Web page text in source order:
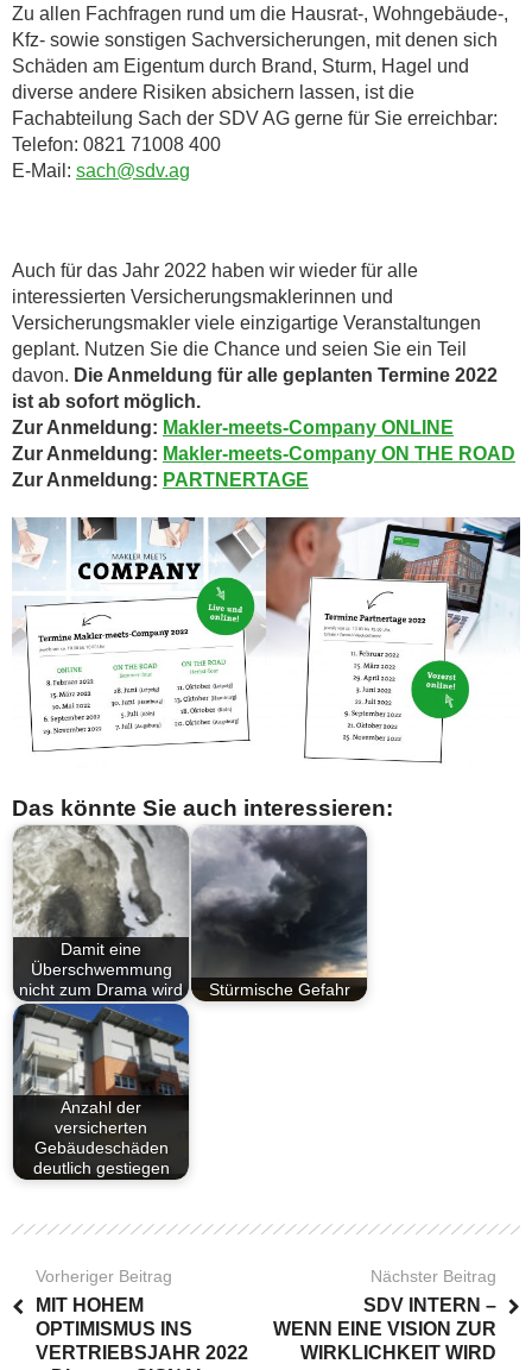
Zu allen Fachfragen rund um die Hausrat-, Wohngebäude-,
Kfz- sowie sonstigen Sachversicherungen, mit denen sich
Schäden am Eigentum durch Brand, Sturm, Hagel und
diverse andere Risiken absichern lassen, ist die
Fachabteilung Sach der SDV AG gerne für Sie erreichbar:
Telefon: 0821 71008 400
E-Mail: sach@sdv.ag
Auch für das Jahr 2022 haben wir wieder für alle
interessierten Versicherungsmaklerinnen und
Versicherungsmakler viele einzigartige Veranstaltungen
geplant. Nutzen Sie die Chance und seien Sie ein Teil
davon. Die Anmeldung für alle geplanten Termine 2022
ist ab sofort möglich.
Zur Anmeldung: Makler-meets-Company ONLINE
Zur Anmeldung: Makler-meets-Company ON THE ROAD
Zur Anmeldung: PARTNERTAGE
Das könnte Sie auch interessieren:
Damit eine
Überschwemmung
nicht zum Drama wird
Stürmische Gefahr
Anzahl der
versicherten
Gebäudeschäden
deutlich gestiegen
Vorheriger Beitrag
MIT HOHEM
OPTIMISMUS INS
VERTRIEBSJAHR 2022
Nächster Beitrag
SDV INTERN –
WENN EINE VISION ZUR
WIRKLICHKEIT WIRD